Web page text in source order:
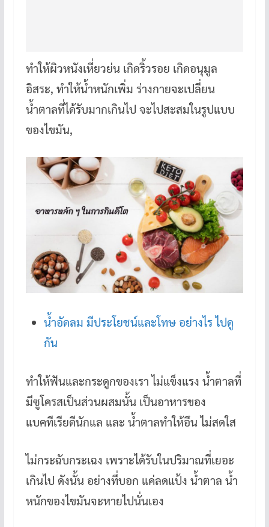
ทำให้ผิวหนังเหี่ยวย่น เกิดริ้วรอย เกิดอนุมูล
อิสระ, ทำให้น้ำหนักเพิ่ม ร่างกายจะเปลี่ยน
น้ำตาลที่ได้รับมากเกินไป จะไปสะสมในรูปแบบ
ของไขมัน,
น้ำอัดลม มีประโยชน์และโทษ อย่างไร ไปดู
กัน
ทำให้ฟันและกระดูกของเรา ไม่แข็งแรง น้ำตาลที่
มีซูโครสเป็นส่วนผสมนั้น เป็นอาหารของ
แบคทีเรียดีนักแล และ น้ำตาลทำให้อึน ไม่สดใส
ไม่กระฉับกระเฉง เพราะได้รับในปริมาณที่เยอะ
เกินไป ดังนั้น อย่างที่บอก แค่ลดแป้ง น้ำตาล น้ำ
หนักของไขมันจะหายไปนั่นเอง